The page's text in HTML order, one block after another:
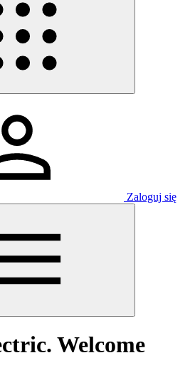
Zaloguj się
Welcome